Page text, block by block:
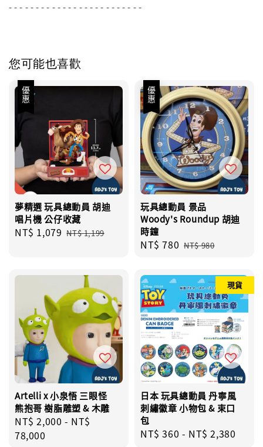
- - - - - - - - - - - - - - - - - - - - - - - - -
您可能也喜歡
優惠
夢精選 玩具總動員 胡迪
唱片機 公仔收藏
Sale
NT$ 1,079 Regular
NT$ 1,199
優惠
玩具總動員 景品
Woody's Roundup 胡迪
時鐘
Sale
NT$ 780 Regular
NT$ 980
Artelli x 小泉悟 三眼怪
熊抱哥 樹脂雕塑 & 木雕
Regular
price
NT$ 2,000 - NT$
78,000
現貨
日本 玩具總動員 丹寧風
刺繡徽章 小物包 & 束口
包
Regular
NT$ 360 - NT$ 2,380